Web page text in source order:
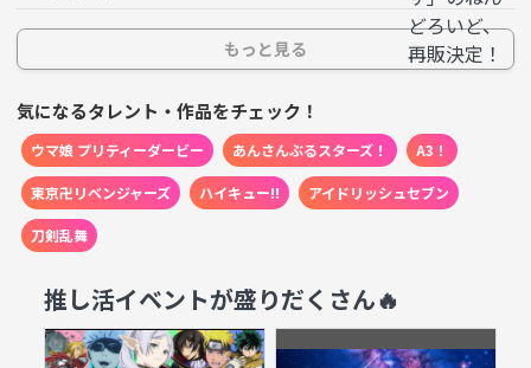
その場で素敵なグッズを購入するだけでなく、イベント
も楽しみの一つ。ぜひ、SNSに投稿して、自分の周りの
ウマ娘ファンとも情報をシェアしてほしい。
普段画面の中で楽しんでいる作品も、きっと現実に出か
けることで新たな魅力を発見できるはず！
もっと見る
気になるタレント・作品をチェック！
ウマ娘 プリティーダービー あんさんぶるスターズ！ A3！
東京卍リベンジャーズ ハイキュー!! アイドリッシュセブン
刀剣乱舞
推し活イベントが盛りだくさん🔥